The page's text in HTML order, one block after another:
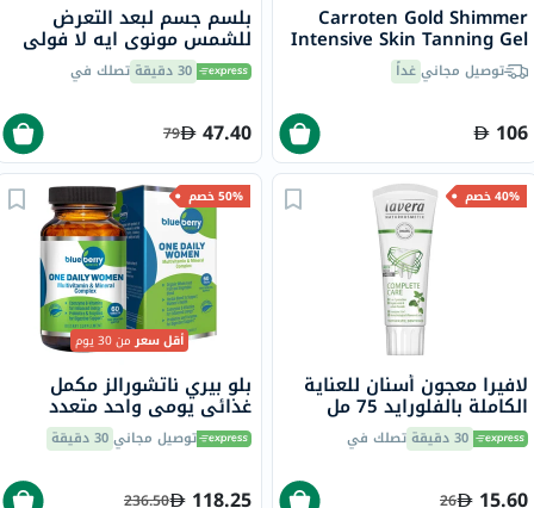
Carroten Gold Shimmer
Intensive Skin Tanning Gel
150mlتوصيل مجانيغداً
106
بلسم جسم لبعد التعرض
للشمس مونوي ايه لا فولي
إيفولوديرم، 250 مل
30 دقيقة تصلك في
47.40
79
40% خصم
لافيرا معجون أسنان للعناية
الكاملة بالفلورايد 75 مل
30 دقيقة تصلك في
15.60
26
50% خصم
أقل سعرمن 30 يوم
بلو بيري ناتشورالز مكمل
غذائي يومي واحد متعدد
الفيتامينات والمعادن للنساء،
حزمة من 60 قرصتوصيل مجاني30 دقيقة
118.25
236.50